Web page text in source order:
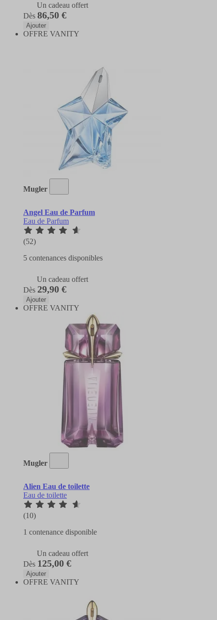
Un cadeau offert
Dès 86,50 €
Ajouter
OFFRE VANITY
Mugler
Angel Eau de Parfum
Eau de Parfum
(52)
5 contenances disponibles
Un cadeau offert
Dès 29,90 €
Ajouter
OFFRE VANITY
Mugler
Alien Eau de toilette
Eau de toilette
(10)
1 contenance disponible
Un cadeau offert
Dès 125,00 €
Ajouter
OFFRE VANITY